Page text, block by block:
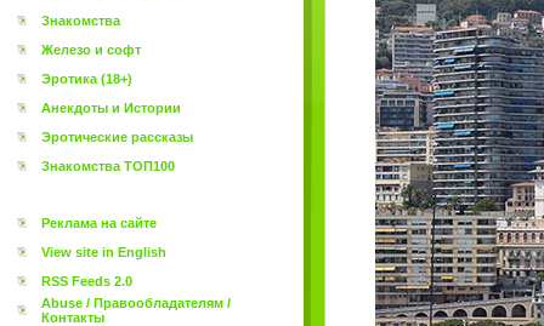
Знакомства
Железо и софт
Эротика (18+)
Анекдоты и Истории
Эротические рассказы
Знакомства ТОП100
Реклама на сайте
View site in English
RSS Feeds 2.0
Abuse / Правообладателям /
Контакты